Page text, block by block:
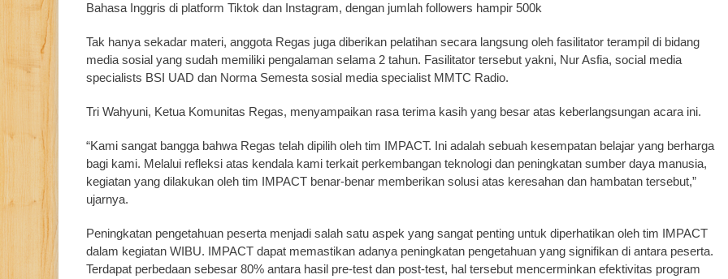
Bahasa Inggris di platform Tiktok dan Instagram, dengan jumlah followers hampir 500k
Tak hanya sekadar materi, anggota Regas juga diberikan pelatihan secara langsung oleh fasilitator terampil di bidang
media sosial yang sudah memiliki pengalaman selama 2 tahun. Fasilitator tersebut yakni, Nur Asfia, social media
specialists BSI UAD dan Norma Semesta sosial media specialist MMTC Radio.
Tri Wahyuni, Ketua Komunitas Regas, menyampaikan rasa terima kasih yang besar atas keberlangsungan acara ini.
“Kami sangat bangga bahwa Regas telah dipilih oleh tim IMPACT. Ini adalah sebuah kesempatan belajar yang berharga
bagi kami. Melalui refleksi atas kendala kami terkait perkembangan teknologi dan peningkatan sumber daya manusia,
kegiatan yang dilakukan oleh tim IMPACT benar-benar memberikan solusi atas keresahan dan hambatan tersebut,”
ujarnya.
Peningkatan pengetahuan peserta menjadi salah satu aspek yang sangat penting untuk diperhatikan oleh tim IMPACT
dalam kegiatan WIBU. IMPACT dapat memastikan adanya peningkatan pengetahuan yang signifikan di antara peserta.
Terdapat perbedaan sebesar 80% antara hasil pre-test dan post-test, hal tersebut mencerminkan efektivitas program